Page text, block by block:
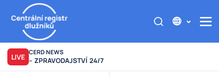
LIVE CERD NEWS
– ZPRAVODAJSTVÍ 24/7